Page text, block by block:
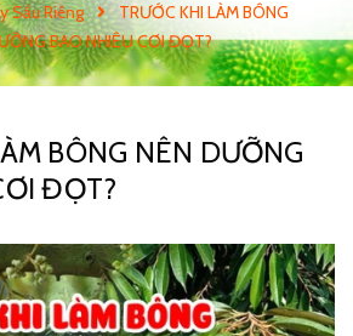
Sầu Riêng
TRƯỚC KHI LÀM BÔNG
BAO NHIÊU CƠI ĐỌT?
BÔNG NÊN DƯỠNG
ĐỌT?